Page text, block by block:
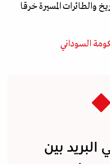
والطائرات المسيرة خرقا
السوداني
بين